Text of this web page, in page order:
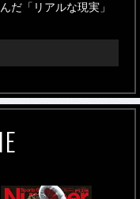
だ「リアルな現実」